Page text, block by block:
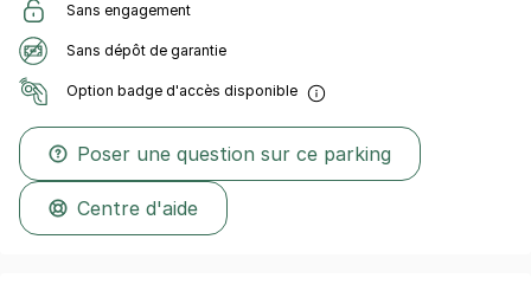
Sans engagement
Sans dépôt de garantie
Option badge d'accès disponible
Poser une question sur ce parking
Centre d'aide